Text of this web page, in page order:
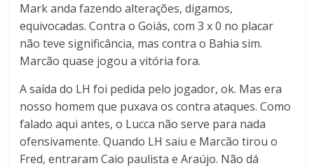
Mark anda fazendo alterações, digamos,
equivocadas. Contra o Goiás, com 3 x 0 no placar
não teve significância, mas contra o Bahia sim.
Marcão quase jogou a vitória fora.
A saída do LH foi pedida pelo jogador, ok. Mas era
nosso homem que puxava os contra ataques. Como
falado aqui antes, o Lucca não serve para nada
ofensivamente. Quando LH saiu e Marcão tirou o
Fred, entraram Caio paulista e Araújo. Não dá